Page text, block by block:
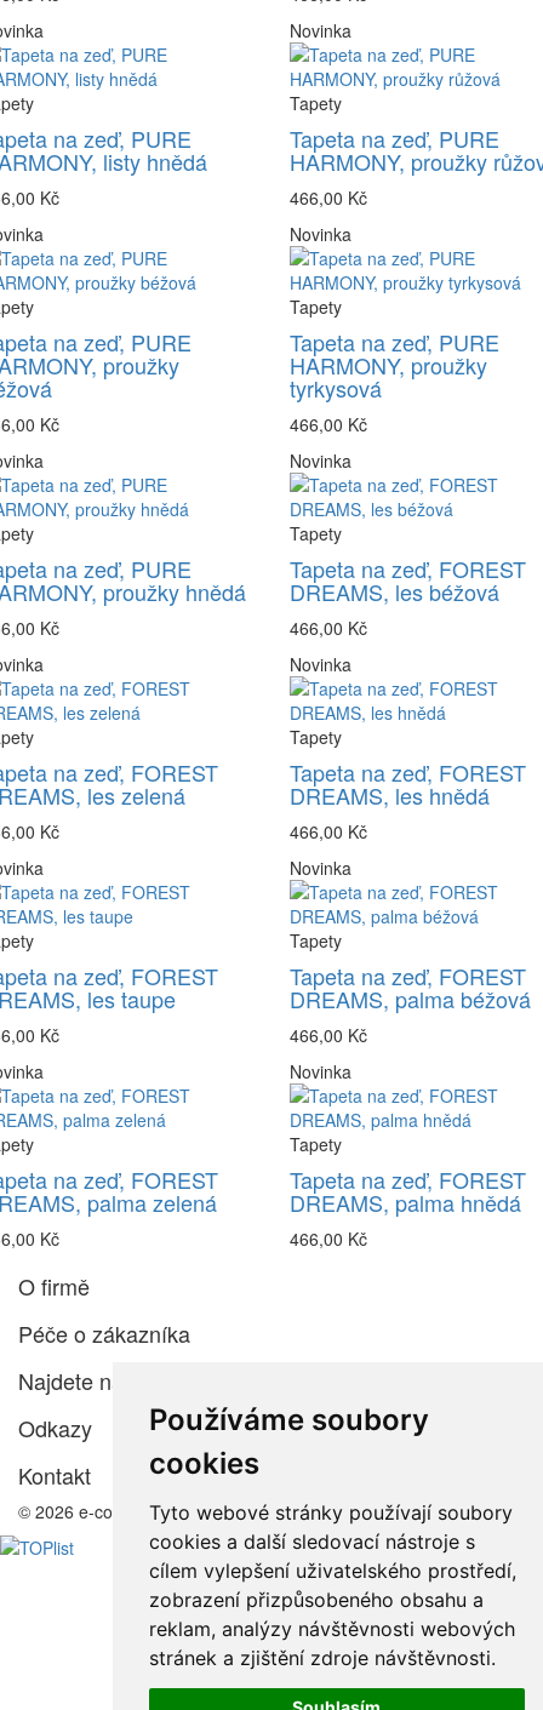
Používáme soubory
cookies
Tyto webové stránky používají soubory
cookies a další sledovací nástroje s
cílem vylepšení uživatelského prostředí,
zobrazení přizpůsobeného obsahu a
reklam, analýzy návštěvnosti webových
stránek a zjištění zdroje návštěvnosti.
na zeď, PURE
listy hnědá
Kč
Novinka
Tapety
Tapeta na zeď, PURE
HARMONY, proužky
466,00 Kč
na zeď, PURE
proužky
Kč
Novinka
Tapety
Tapeta na zeď, PURE
HARMONY, proužky
tyrkysová
466,00 Kč
na zeď, PURE
proužky hnědá
Kč
Novinka
Tapety
Tapeta na zeď, FOREST
DREAMS, les béžová
466,00 Kč
na zeď, FOREST
les zelená
Kč
Novinka
Tapety
Tapeta na zeď, FOREST
DREAMS, les hnědá
466,00 Kč
na zeď, FOREST
les taupe
Kč
Novinka
Tapety
Tapeta na zeď, FOREST
DREAMS, palma béžová
466,00 Kč
na zeď, FOREST
palma zelená
Kč
Novinka
Tapety
Tapeta na zeď, FOREST
DREAMS, palma hnědá
466,00 Kč
O firmě
Péče o zákazníka
Najdete nás
Odkazy
Kontakt
© 2026 e-color.cz